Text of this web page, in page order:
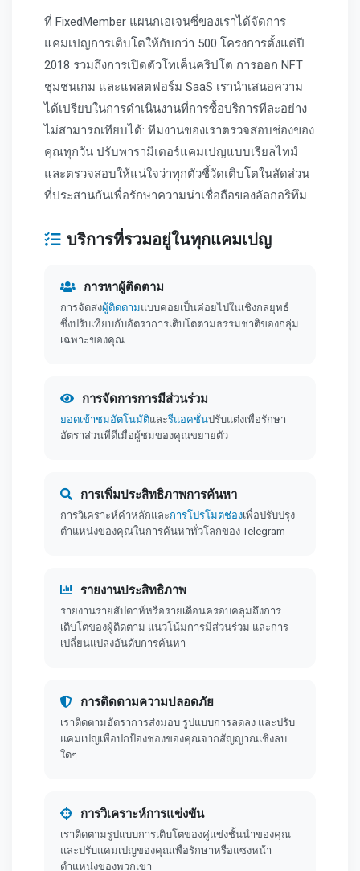
ที่ FixedMember แผนกเอเจนซี่ของเราได้จัดการ
แคมเปญการเติบโตให้กับกว่า 500 โครงการตั้งแต่ปี
2018 รวมถึงการเปิดตัวโทเค็นคริปโต การออก NFT
ชุมชนเกม และแพลตฟอร์ม SaaS เรานำเสนอความ
ได้เปรียบในการดำเนินงานที่การซื้อบริการทีละอย่าง
ไม่สามารถเทียบได้: ทีมงานของเราตรวจสอบช่องของ
คุณทุกวัน ปรับพารามิเตอร์แคมเปญแบบเรียลไทม์
และตรวจสอบให้แน่ใจว่าทุกตัวชี้วัดเติบโตในสัดส่วน
ที่ประสานกันเพื่อรักษาความน่าเชื่อถือของอัลกอริทึม
บริการที่รวมอยู่ในทุกแคมเปญ
การหาผู้ติดตาม
การจัดส่งผู้ติดตามแบบค่อยเป็นค่อยไปในเชิงกลยุทธ์
ซึ่งปรับเทียบกับอัตราการเติบโตตามธรรมชาติของกลุ่ม
เฉพาะของคุณ
การจัดการการมีส่วนร่วม
ยอดเข้าชมอัตโนมัติและรีแอคชั่นปรับแต่งเพื่อรักษา
อัตราส่วนที่ดีเมื่อผู้ชมของคุณขยายตัว
การเพิ่มประสิทธิภาพการค้นหา
การวิเคราะห์คำหลักและการโปรโมตช่องเพื่อปรับปรุง
ตำแหน่งของคุณในการค้นหาทั่วโลกของ Telegram
รายงานประสิทธิภาพ
รายงานรายสัปดาห์หรือรายเดือนครอบคลุมถึงการ
เติบโตของผู้ติดตาม แนวโน้มการมีส่วนร่วม และการ
เปลี่ยนแปลงอันดับการค้นหา
การติดตามความปลอดภัย
เราติดตามอัตราการส่งมอบ รูปแบบการลดลง และปรับ
แคมเปญเพื่อปกป้องช่องของคุณจากสัญญาณเชิงลบ
ใดๆ
การวิเคราะห์การแข่งขัน
เราติดตามรูปแบบการเติบโตของคู่แข่งชั้นนำของคุณ
และปรับแคมเปญของคุณเพื่อรักษาหรือแซงหน้า
ตำแหน่งของพวกเขา